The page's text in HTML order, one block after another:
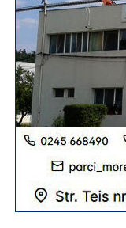
Urmărește